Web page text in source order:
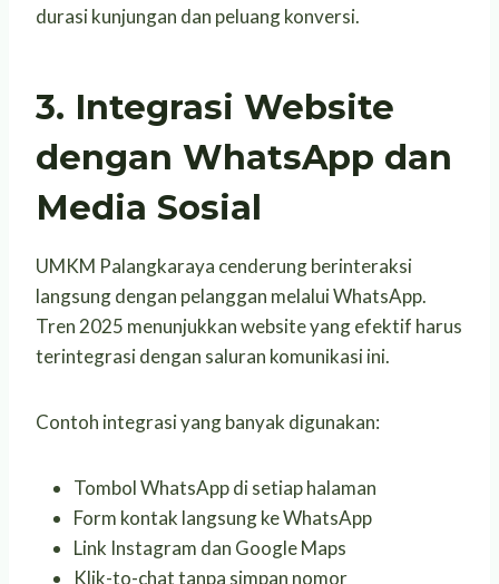
durasi kunjungan dan peluang konversi.
3. Integrasi Website
dengan WhatsApp dan
Media Sosial
UMKM Palangkaraya cenderung berinteraksi
langsung dengan pelanggan melalui WhatsApp.
Tren 2025 menunjukkan website yang efektif harus
terintegrasi dengan saluran komunikasi ini.
Contoh integrasi yang banyak digunakan:
Tombol WhatsApp di setiap halaman
Form kontak langsung ke WhatsApp
Link Instagram dan Google Maps
Klik-to-chat tanpa simpan nomor